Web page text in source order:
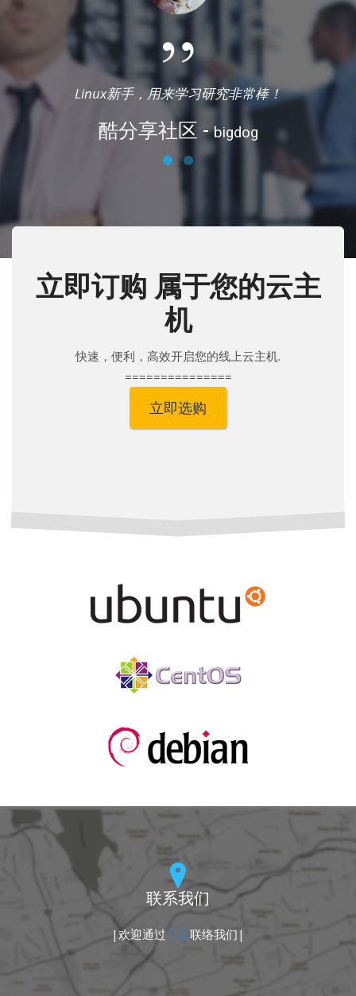
Linux新手，用来学习研究非常棒！
酷分享社区 -bigdog
立即订购 属于您的云主
机
快速，便利，高效开启您的线上云主机.
===============
立即选购
联系我们
|欢迎通过工单联络我们|